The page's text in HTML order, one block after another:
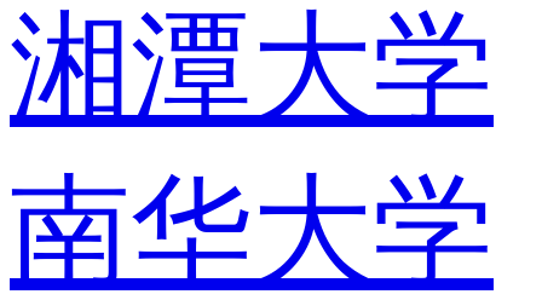
湘潭大学
南华大学